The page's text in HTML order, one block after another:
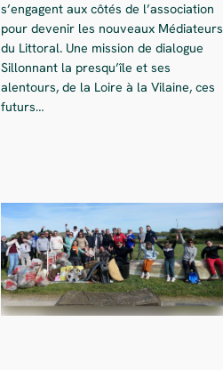
s’engagent aux côtés de l’association
pour devenir les nouveaux Médiateurs
du Littoral. Une mission de dialogue
Sillonnant la presqu’île et ses
alentours, de la Loire à la Vilaine, ces
futurs…